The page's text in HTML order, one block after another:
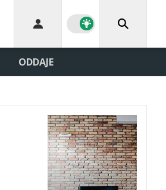
ODDAJE